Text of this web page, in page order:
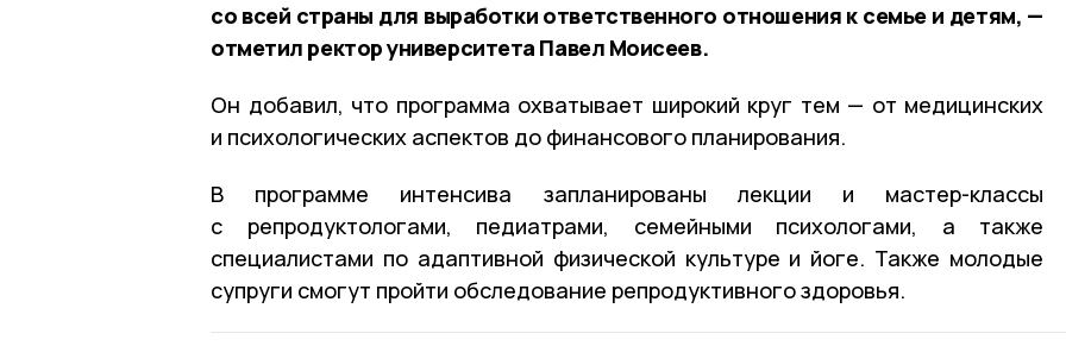
со всей страны для выработки ответственного отношения к семье и детям, —
отметил ректор университета Павел Моисеев.
Он добавил, что программа охватывает широкий круг тем — от медицинских
и психологических аспектов до финансового планирования.
В программе интенсива запланированы лекции и мастер-классы
с репродуктологами, педиатрами, семейными психологами, а также
специалистами по адаптивной физической культуре и йоге. Также молодые
супруги смогут пройти обследование репродуктивного здоровья.